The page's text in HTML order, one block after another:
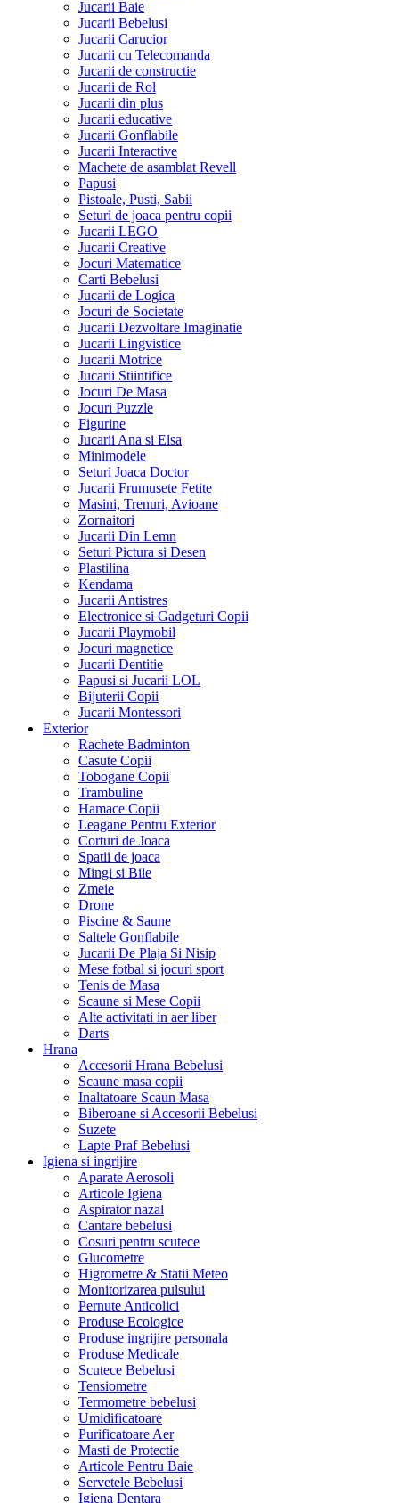
Jucarii Baie
Jucarii Bebelusi
Jucarii Carucior
Jucarii cu Telecomanda
Jucarii de constructie
Jucarii de Rol
Jucarii din plus
Jucarii educative
Jucarii Gonflabile
Jucarii Interactive
Machete de asamblat Revell
Papusi
Pistoale, Pusti, Sabii
Seturi de joaca pentru copii
Jucarii LEGO
Jucarii Creative
Jocuri Matematice
Carti Bebelusi
Jucarii de Logica
Jocuri de Societate
Jucarii Dezvoltare Imaginatie
Jucarii Lingvistice
Jucarii Motrice
Jucarii Stiintifice
Jocuri De Masa
Jocuri Puzzle
Figurine
Jucarii Ana si Elsa
Minimodele
Seturi Joaca Doctor
Jucarii Frumusete Fetite
Masini, Trenuri, Avioane
Zornaitori
Jucarii Din Lemn
Seturi Pictura si Desen
Plastilina
Kendama
Jucarii Antistres
Electronice si Gadgeturi Copii
Jucarii Playmobil
Jocuri magnetice
Jucarii Dentitie
Papusi si Jucarii LOL
Bijuterii Copii
Jucarii Montessori
Exterior
Rachete Badminton
Casute Copii
Tobogane Copii
Trambuline
Hamace Copii
Leagane Pentru Exterior
Corturi de Joaca
Spatii de joaca
Mingi si Bile
Zmeie
Drone
Piscine & Saune
Saltele Gonflabile
Jucarii De Plaja Si Nisip
Mese fotbal si jocuri sport
Tenis de Masa
Scaune si Mese Copii
Alte activitati in aer liber
Darts
Hrana
Accesorii Hrana Bebelusi
Scaune masa copii
Inaltatoare Scaun Masa
Biberoane si Accesorii Bebelusi
Suzete
Lapte Praf Bebelusi
Igiena si ingrijire
Aparate Aerosoli
Articole Igiena
Aspirator nazal
Cantare bebelusi
Cosuri pentru scutece
Glucometre
Higrometre & Statii Meteo
Monitorizarea pulsului
Pernute Anticolici
Produse Ecologice
Produse ingrijire personala
Produse Medicale
Scutece Bebelusi
Tensiometre
Termometre bebelusi
Umidificatoare
Purificatoare Aer
Masti de Protectie
Articole Pentru Baie
Servetele Bebelusi
Igiena Dentara